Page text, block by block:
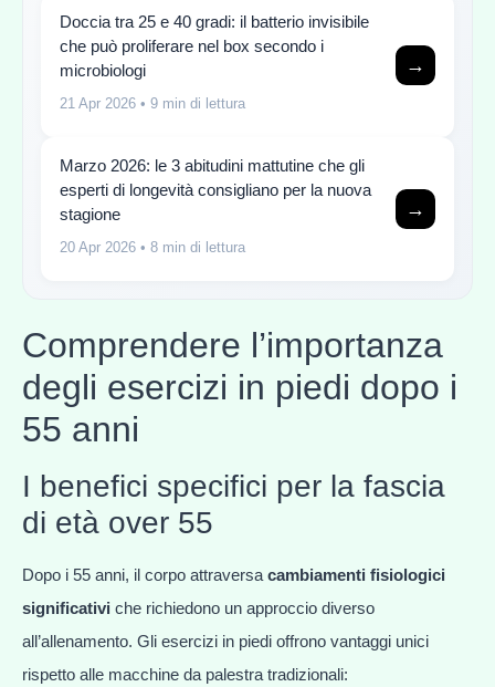
Doccia tra 25 e 40 gradi: il batterio invisibile
che può proliferare nel box secondo i
microbiologi
21 Apr 2026 • 9 min di lettura
→
Marzo 2026: le 3 abitudini mattutine che gli
esperti di longevità consigliano per la nuova
stagione
20 Apr 2026 • 8 min di lettura
→
Comprendere l’importanza
degli esercizi in piedi dopo i
55 anni
I benefici specifici per la fascia
di età over 55
Dopo i 55 anni, il corpo attraversa cambiamenti fisiologici
significativi che richiedono un approccio diverso
all’allenamento. Gli esercizi in piedi offrono vantaggi unici
rispetto alle macchine da palestra tradizionali: